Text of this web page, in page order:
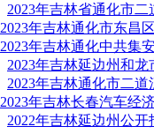
2023年吉林省通化市
2023年吉林通化市东昌
2023年吉林通化中共集
2023年吉林延边州和
2023年吉林通化市二
2023年吉林长春汽车经
2022年吉林延边州公